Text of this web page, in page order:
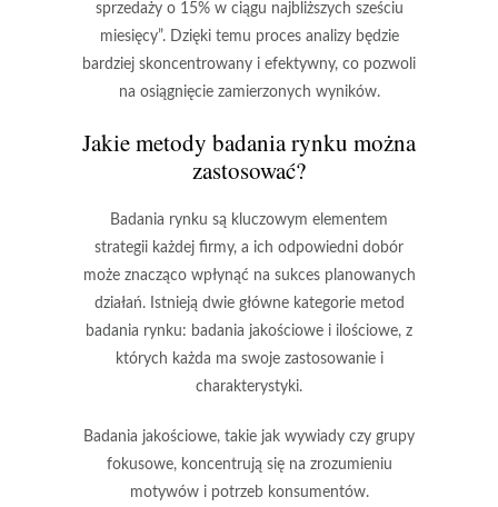
sprzedaży o 15% w ciągu najbliższych sześciu
miesięcy”. Dzięki temu proces analizy będzie
bardziej skoncentrowany i efektywny, co pozwoli
na osiągnięcie zamierzonych wyników.
Jakie metody badania rynku można
zastosować?
Badania rynku są kluczowym elementem
strategii każdej firmy, a ich odpowiedni dobór
może znacząco wpłynąć na sukces planowanych
działań. Istnieją dwie główne kategorie metod
badania rynku: badania jakościowe i ilościowe, z
których każda ma swoje zastosowanie i
charakterystyki.
Badania jakościowe, takie jak wywiady czy grupy
fokusowe, koncentrują się na zrozumieniu
motywów i potrzeb konsumentów.